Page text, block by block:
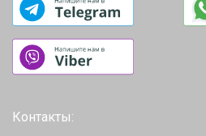
Контакты: